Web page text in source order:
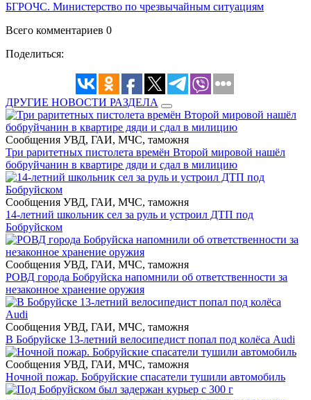
БГРОЧС. Министерство по чрезвычайным ситуациям
Всего комментариев 0
Поделиться:
ДРУГИЕ НОВОСТИ РАЗДЕЛА
Сообщения УВД, ГАИ, МЧС, таможня
Три раритетных пистолета времён Второй мировой нашёл
бобруйчанин в квартире дяди и сдал в милицию
Сообщения УВД, ГАИ, МЧС, таможня
14-летний школьник сел за руль и устроил ДТП под
Бобруйском
Сообщения УВД, ГАИ, МЧС, таможня
РОВД города Бобруйска напомнили об ответственности за
незаконное хранение оружия
Сообщения УВД, ГАИ, МЧС, таможня
В Бобруйске 13-летний велосипедист попал под колёса Audi
Сообщения УВД, ГАИ, МЧС, таможня
Ночной пожар. Бобруйские спасатели тушили автомобиль